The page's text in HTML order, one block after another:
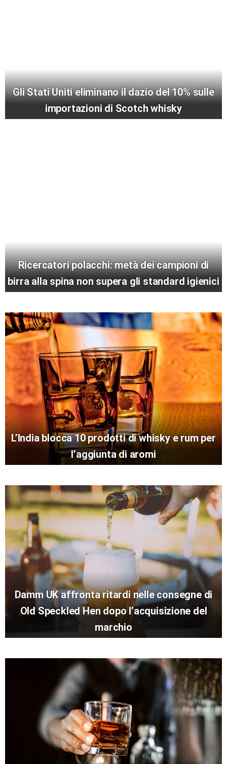
Gli Stati Uniti eliminano il dazio del 10% sulle
importazioni di Scotch whisky
Ricercatori polacchi: metà dei campioni di
birra alla spina non supera gli standard igienici
L’India blocca 10 prodotti di whisky e rum per
l’aggiunta di aromi
Damm UK affronta ritardi nelle consegne di
Old Speckled Hen dopo l’acquisizione del
marchio